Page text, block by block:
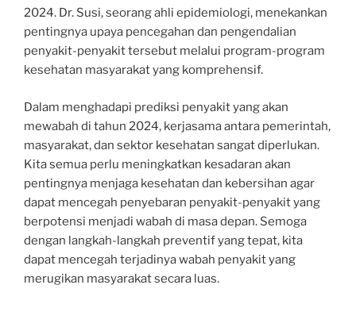
2024. Dr. Susi, seorang ahli epidemiologi, menekankan
pentingnya upaya pencegahan dan pengendalian
penyakit-penyakit tersebut melalui program-program
kesehatan masyarakat yang komprehensif.
Dalam menghadapi prediksi penyakit yang akan
mewabah di tahun 2024, kerjasama antara pemerintah,
masyarakat, dan sektor kesehatan sangat diperlukan.
Kita semua perlu meningkatkan kesadaran akan
pentingnya menjaga kesehatan dan kebersihan agar
dapat mencegah penyebaran penyakit-penyakit yang
berpotensi menjadi wabah di masa depan. Semoga
dengan langkah-langkah preventif yang tepat, kita
dapat mencegah terjadinya wabah penyakit yang
merugikan masyarakat secara luas.